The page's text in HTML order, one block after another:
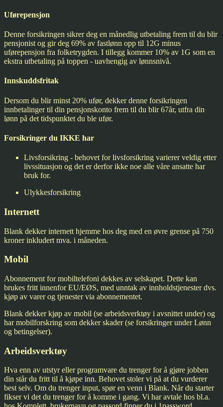
Uførepensjon
Denne forsikringen sikrer deg en månedlig utbetaling frem til du blir
pensjonist og gir deg 69% av fastlønn opp til 12G minus
uførepensjon fra folketrygden. I tillegg kommer 10% av 1G som en
ekstra utbetaling på toppen - uavhengig av lønnsnivå.
Innskuddsfritak
Dersom du blir minst 20% ufør, dekker denne forsikringen
innbetalinger til din pensjonskonto frem til du blir 67år, utfra din
lønn på det tidspunktet du ble ufør.
Forsikringer du IKKE har
Livsforsikring - behovet for livsforsikring varierer veldig etter
livssituasjon og det er derfor ikke noe alle våre ansatte har
bruk for.
Ulykkesforsikring
Internett
Blank dekker internett hjemme hos deg med en øvre grense på 750
kroner inkludert mva. i måneden.
Mobil
Abonnement for mobiltelefoni dekkes av selskapet. Dette kan
brukes fritt innenfor EU/EØS, med unntak av innholdstjenester dvs.
kjøp av varer og tjenester via abonnementet.
Blank dekker kjøp av mobil (se arbeidsverktøy i avsnittet under) og
har mobilforskring som dekker skader (se forsikringer under Lønn
og betingelser).
Arbeidsverktøy
Hva enn av utstyr eller programvare du trenger for å gjøre jobben
din står du fritt til å kjøpe inn. Behovet stoler vi på at du vurderer
best selv. Om du trenger input, spør en venn i Blank. Når du starter
fikser vi det du trenger for å komme i gang. Vi har avtale hos bl.a.